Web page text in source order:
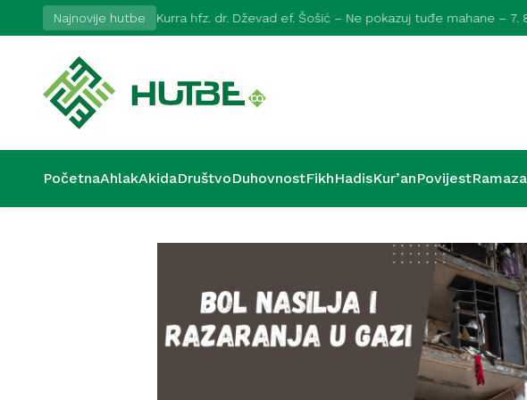
Najnovije hutbe Kurra hfz. dr. Dževad ef. Šošić – Ne pokazuj tuđe mahane – 7.
PočetnaAhlakAkidaDruštvoDuhovnostFikhHadisKur’anPovijest